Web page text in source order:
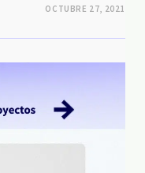
OCTUBRE 27, 2021